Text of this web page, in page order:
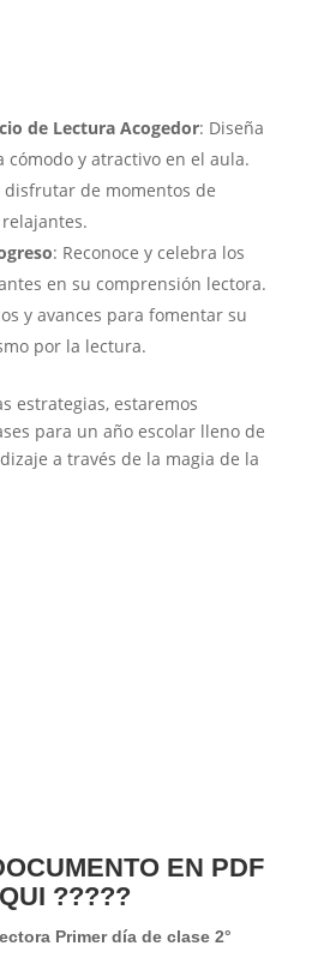
de Lectura Acogedor: Diseña
y atractivo en el aula.
disfrutar de momentos de
: Reconoce y celebra los
en su comprensión lectora.
y avances para fomentar su
por la lectura.
estrategias, estaremos
para un año escolar lleno de
a través de la magia de la
EN PDF
?????
Primer día de clase 2°